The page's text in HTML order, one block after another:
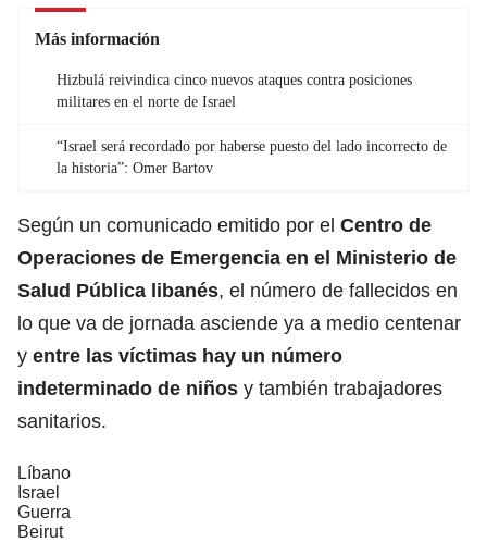
Más información
Hizbulá reivindica cinco nuevos ataques contra posiciones
militares en el norte de Israel
“Israel será recordado por haberse puesto del lado incorrecto de
la historia”: Omer Bartov
Según un comunicado emitido por el Centro de
Operaciones de Emergencia en el Ministerio de
Salud Pública libanés, el número de fallecidos en
lo que va de jornada asciende ya a medio centenar
y entre las víctimas hay un número
indeterminado de niños y también trabajadores
sanitarios.
Líbano
Israel
Guerra
Beirut